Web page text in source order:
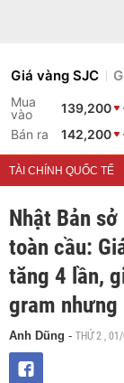
Giá vàng SJC
Mua
vào
139,200
Bán ra
142,200
TÀI CHÍNH QUỐC TẾ
Nhật Bản sở
toàn cầu:
tăng 4 lần,
gram nhưng
Anh Dũng - THỨ 2 ,